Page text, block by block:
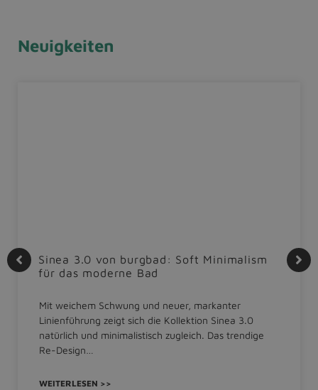
Neuigkeiten
Sinea 3.0 von burgbad: Soft Minimalism
für das moderne Bad
Mit weichem Schwung und neuer, markanter
Linienführung zeigt sich die Kollektion Sinea 3.0
natürlich und minimalistisch zugleich. Das trendige
Re-Design…
WEITERLESEN >>